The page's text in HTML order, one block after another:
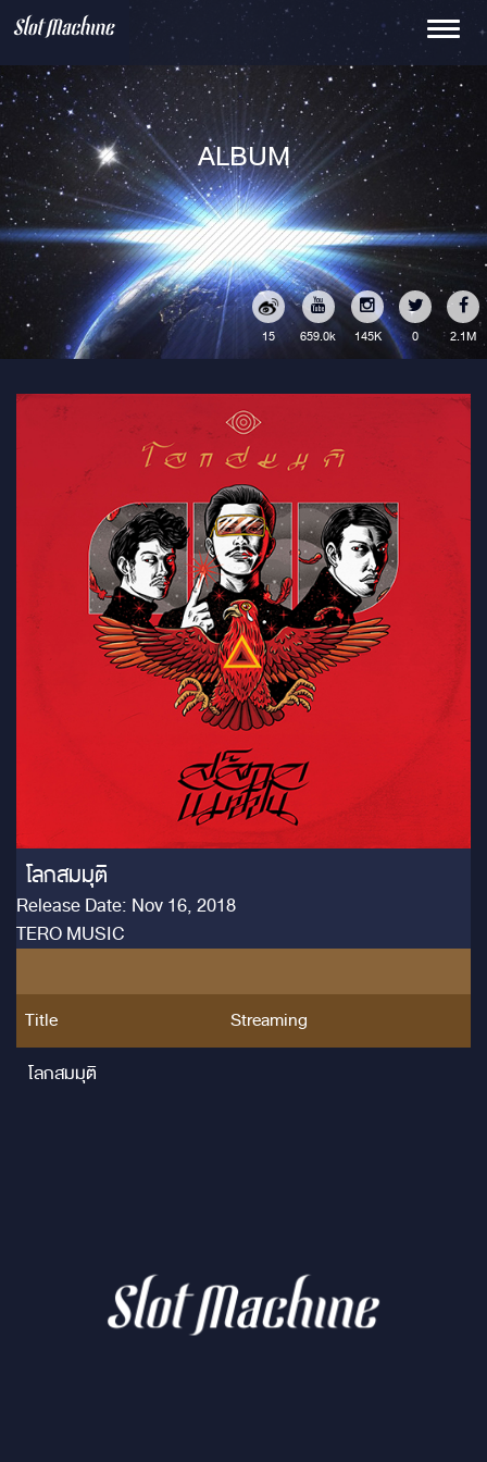
ALBUM
2.1M
0
145K
659.0k
15
โลกสมมุติ
Release Date: Nov 16, 2018
TERO MUSIC
Title
Streaming
โลกสมมุติ